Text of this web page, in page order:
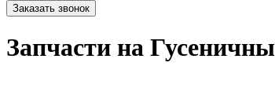
Запчасти на